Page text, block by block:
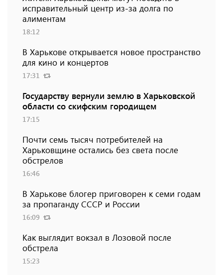
исправительный центр из-за долга по
алиментам
18:12
В Харькове открывается новое пространство
для кино и концертов
17:31
Государству вернули землю в Харьковской
области со скифским городищем
17:15
Почти семь тысяч потребителей на
Харьковщине остались без света после
обстрелов
16:46
В Харькове блогер приговорен к семи годам
за пропаганду СССР и России
16:09
Как выглядит вокзал в Лозовой после
обстрела
15:23